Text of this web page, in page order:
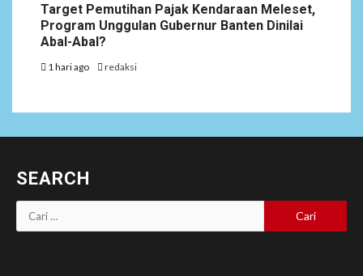
Target Pemutihan Pajak Kendaraan Meleset,
Program Unggulan Gubernur Banten Dinilai
Abal-Abal?
1 hari ago redaksi
SEARCH
Cari
untuk: